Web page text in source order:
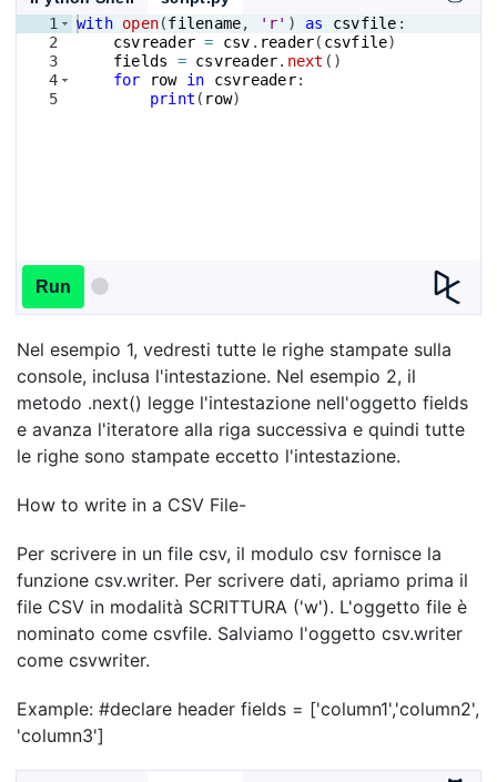
1
2
3
4
5
with open(filename, 'r' ) as csvfile :
csvreader = csv . reader( csvfile)
fields
= csvreader. next ( )
for
row in csvreader:
print ( row)
Run
Nel esempio 1, vedresti tutte le righe stampate sulla
console, inclusa l'intestazione. Nel esempio 2, il
metodo .next() legge l'intestazione nell'oggetto fields
e avanza l'iteratore alla riga successiva e quindi tutte
le righe sono stampate eccetto l'intestazione.
How to write in a CSV File-
Per scrivere in un file csv, il modulo csv fornisce la
funzione csv.writer. Per scrivere dati, apriamo prima il
file CSV in modalità SCRITTURA ('w'). L'oggetto file è
nominato come csvfile. Salviamo l'oggetto csv.writer
come csvwriter.
Example: #declare header fields = ['column1','column2',
'column3']